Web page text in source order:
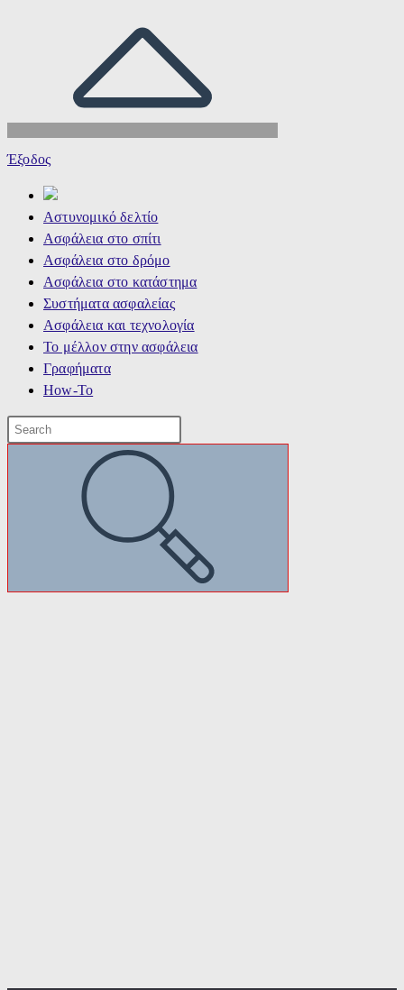
Έξοδος
Αστυνομικό δελτίο
Ασφάλεια στο σπίτι
Ασφάλεια στο δρόμο
Ασφάλεια στο κατάστημα
Συστήματα ασφαλείας
Ασφάλεια και τεχνολογία
Το μέλλον στην ασφάλεια
Γραφήματα
How-To